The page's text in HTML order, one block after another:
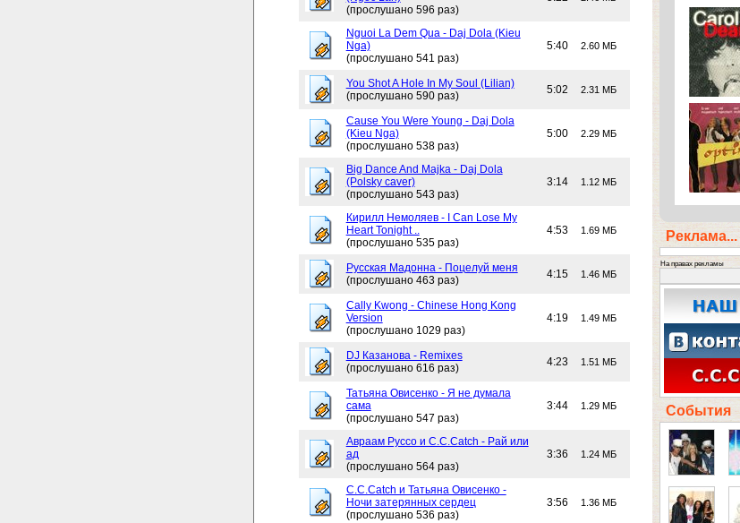
(прослушано 596 раз)
Nguoi La Dem Qua - Daj Dola (Kieu
Nga)
(прослушано 541 раз)
5:40 2.60 МБ
You Shot A Hole In My Soul (Lilian)
(прослушано 590 раз)
5:02 2.31 МБ
Cause You Were Young - Daj Dola
(Kieu Nga)
(прослушано 538 раз)
5:00 2.29 МБ
Big Dance And Majka - Daj Dola
(Polsky caver)
(прослушано 543 раз)
3:14 1.12 МБ
Кирилл Немоляев - I Can Lose My
Heart Tonight ..
(прослушано 535 раз)
4:53 1.69 МБ
Русская Мадонна - Поцелуй меня
(прослушано 463 раз)
4:15 1.46 МБ
Cally Kwong - Chinese Hong Kong
Version
(прослушано 1029 раз)
4:19 1.49 МБ
DJ Казанова - Remixes
(прослушано 616 раз)
4:23 1.51 МБ
Татьяна Овисенко - Я не думала
сама
(прослушано 547 раз)
3:44 1.29 МБ
Авраам Руссо и C.C.Catch - Рай или
ад
(прослушано 564 раз)
3:36 1.24 МБ
C.C.Catch и Татьяна Овисенко -
Ночи затерянных сердец
(прослушано 536 раз)
3:56 1.36 МБ
Реклама...
На правах рекламы
События